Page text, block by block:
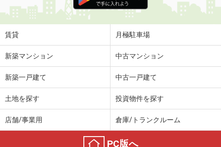
賃貸 月極駐車場
新築マンション 中古マンション
新築一戸建て 中古一戸建て
土地を探す 投資物件を探す
店舗/事業用 倉庫/トランクルーム
PC版へ